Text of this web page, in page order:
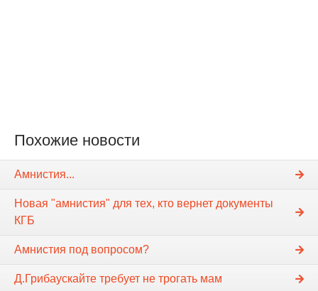
Похожие новости
Амнистия...
Новая "амнистия" для тех, кто вернет документы
КГБ
Амнистия под вопросом?
Д.Грибаускайте требует не трогать мам